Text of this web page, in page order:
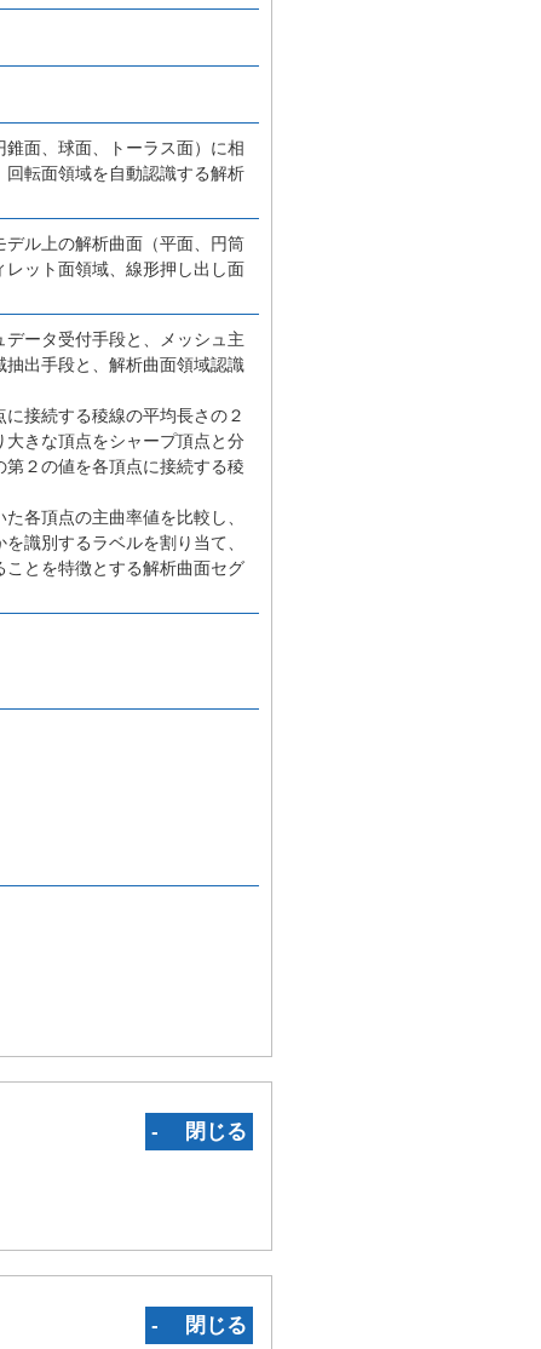
面、球面、トーラス面）に相
転面領域を自動認識する解析
ル上の解析曲面（平面、円筒
ット面領域、線形押し出し面
ータ受付手段と、メッシュ主
出手段と、解析曲面領域認識
接続する稜線の平均長さの２
きな頂点をシャープ頂点と分
２の値を各頂点に接続する稜
各頂点の主曲率値を比較し、
識別するラベルを割り当て、
とを特徴とする解析曲面セグ
‐ 閉じる
‐ 閉じる